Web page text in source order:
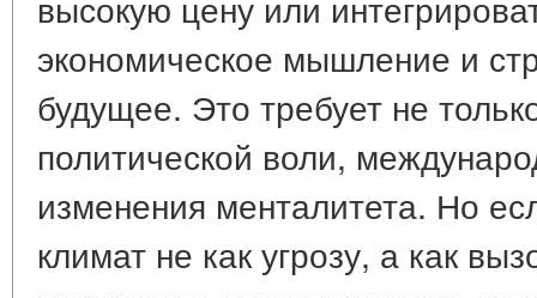
экономическое мышление и
будущее. Это требует не
политической воли,
изменения менталитета. Но
климат не как угрозу, а как